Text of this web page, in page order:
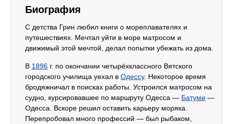
Биография
С детства Грин любил книги о мореплавателях и
путешествиях. Мечтал уйти в море матросом и
движимый этой мечтой, делал попытки убежать из дома.
В 1896 г. по окончании четырёхклассного Вятского
городского училища уехал в Одессу. Некоторое время
бродяжничал в поисках работы. Устроился матросом на
судно, курсировавшее по маршруту Одесса — Батуми —
Одесса. Вскоре решил оставить карьеру моряка.
Перепробовал много профессий — был рыбаком,